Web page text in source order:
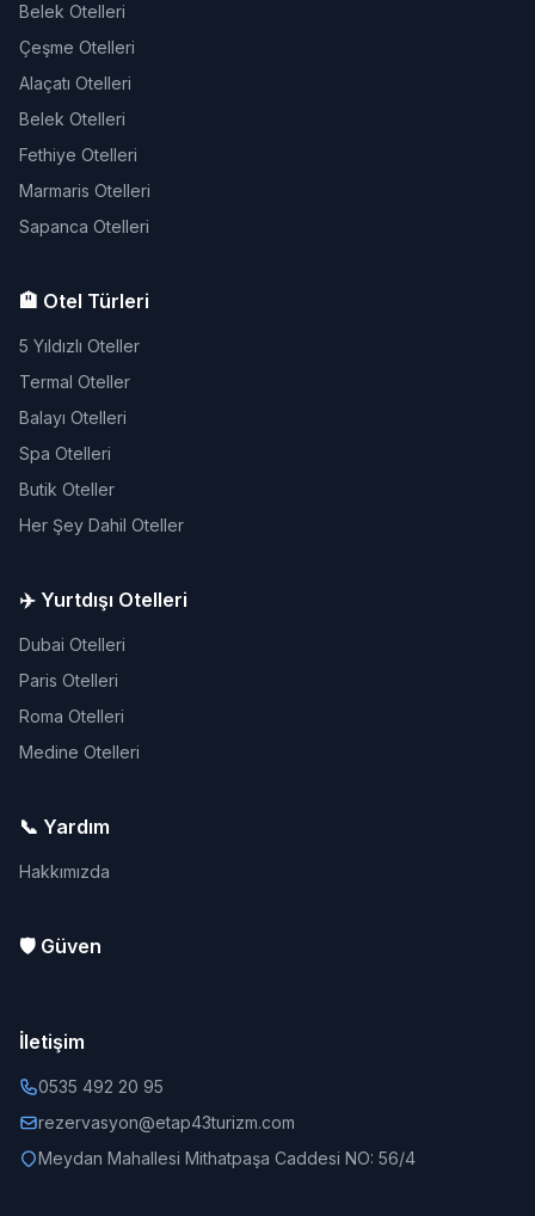
Belek Otelleri
Çeşme Otelleri
Alaçatı Otelleri
Belek Otelleri
Fethiye Otelleri
Marmaris Otelleri
Sapanca Otelleri
🏨 Otel Türleri
5 Yıldızlı Oteller
Termal Oteller
Balayı Otelleri
Spa Otelleri
Butik Oteller
Her Şey Dahil Oteller
✈️ Yurtdışı Otelleri
Dubai Otelleri
Paris Otelleri
Roma Otelleri
Medine Otelleri
📞 Yardım
Hakkımızda
🛡️ Güven
İletişim
0535 492 20 95
rezervasyon@etap43turizm.com
Meydan Mahallesi Mithatpaşa Caddesi NO: 56/4